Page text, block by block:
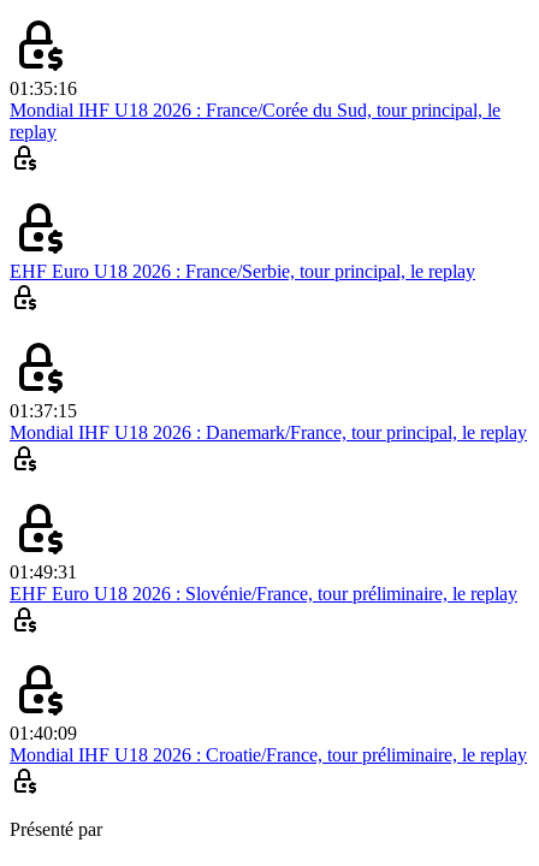
01:35:16
Mondial IHF U18 2026 : France/Corée du Sud, tour principal, le
replay
EHF Euro U18 2026 : France/Serbie, tour principal, le replay
01:37:15
Mondial IHF U18 2026 : Danemark/France, tour principal, le replay
01:49:31
EHF Euro U18 2026 : Slovénie/France, tour préliminaire, le replay
01:40:09
Mondial IHF U18 2026 : Croatie/France, tour préliminaire, le replay
Présenté par